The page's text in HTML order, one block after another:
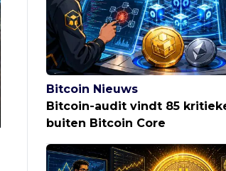
Bitcoin Nieuws
Bitcoin-audit vindt 85
buiten Bitcoin Core